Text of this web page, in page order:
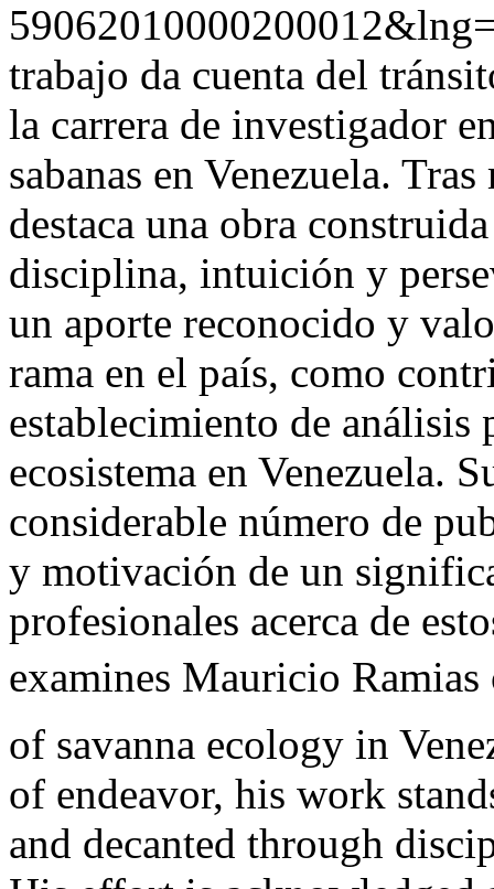
trabajo da cuenta del
la carrera de investigador
sabanas en Venezuela.
destaca una obra
disciplina, intuición y
un aporte reconocido y
rama en el país, como
establecimiento de análisis
ecosistema en Venezuela.
considerable número de
y motivación de un
profesionales acerca de
examines Mauricio
of savanna ecology in
of endeavor, his work
and decanted through